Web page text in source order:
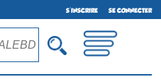
S'INSCRIRE SE CONNECTER